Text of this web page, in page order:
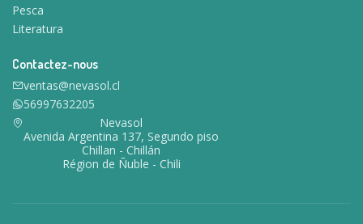
Pesca
Literatura
Contactez-nous
ventas@nevasol.cl
56997632205
Nevasol
Avenida Argentina 137, Segundo piso
Chillan - Chillán
Région de Ñuble - Chili